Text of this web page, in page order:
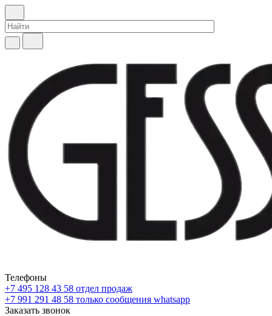
Телефоны
+7 495 128 43 58 отдел продаж
+7 991 291 48 58 только сообщения whatsapp
Заказать звонок